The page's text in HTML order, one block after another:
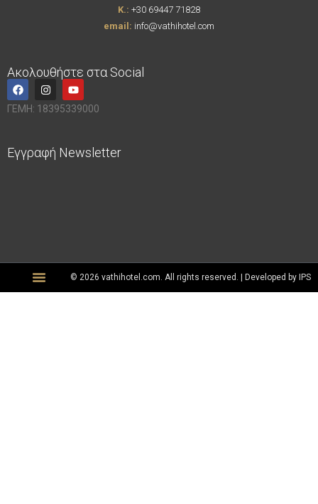
Κ.: +30 69447 71828
email: info@vathihotel.com
Ακολουθήστε στα Social
ΓΕΜΗ: 18395339000
Εγγραφή Newsletter
© 2026 vathihotel.com. All rights reserved. | Developed by IPS